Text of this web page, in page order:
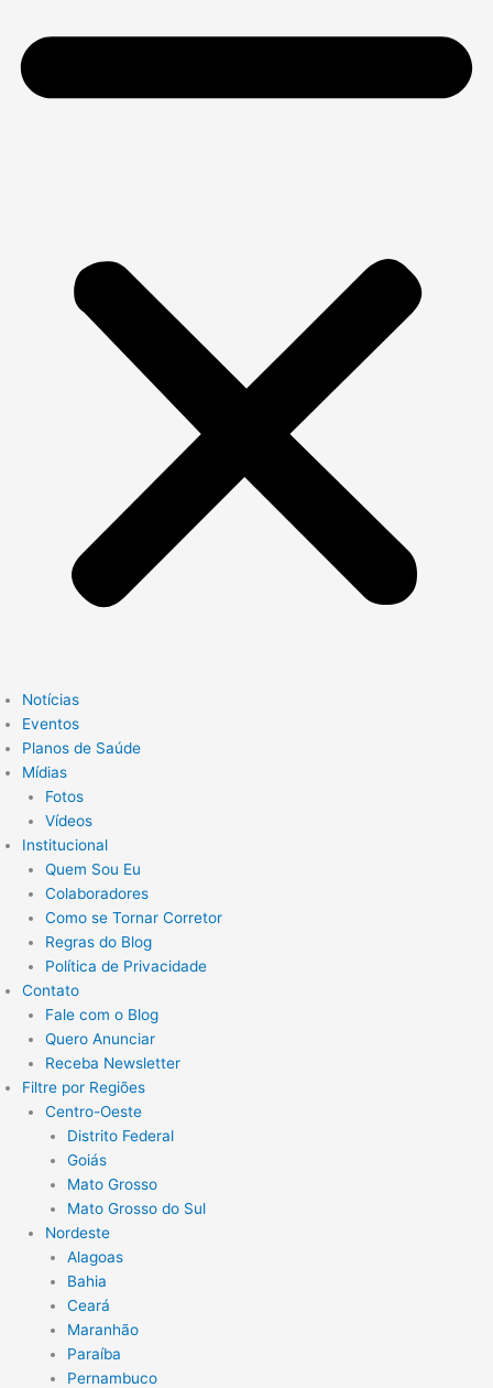
Notícias
Eventos
Planos de Saúde
Mídias
Fotos
Vídeos
Institucional
Quem Sou Eu
Colaboradores
Como se Tornar Corretor
Regras do Blog
Política de Privacidade
Contato
Fale com o Blog
Quero Anunciar
Receba Newsletter
Filtre por Regiões
Centro-Oeste
Distrito Federal
Goiás
Mato Grosso
Mato Grosso do Sul
Nordeste
Alagoas
Bahia
Ceará
Maranhão
Paraíba
Pernambuco